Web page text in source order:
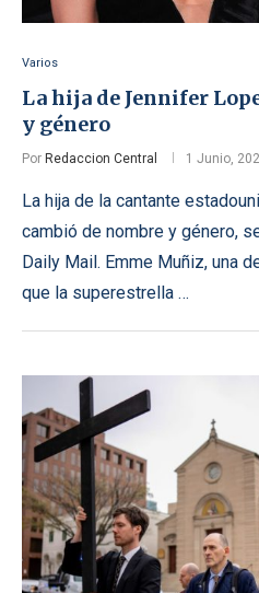
Varios
La hija de Jennifer
y género
Por Redaccion Central 1 Junio,
La hija de la cantante
cambió de nombre y género,
Daily Mail. Emme Muñiz, una
que la superestrella …